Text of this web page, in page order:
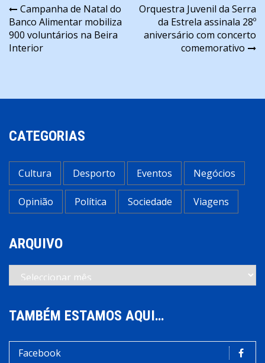
Navegação
de
artigos
Campanha de Natal do
Banco Alimentar mobiliza
900 voluntários na Beira
Interior
Orquestra Juvenil da Serra
da Estrela assinala 28º
aniversário com concerto
comemorativo
CATEGORIAS
Cultura Desporto Eventos Negócios
Opinião Política Sociedade Viagens
ARQUIVO
Arquivo
TAMBÉM ESTAMOS AQUI…
Facebook